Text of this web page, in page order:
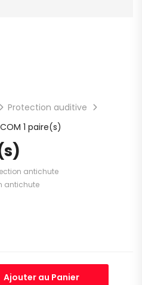
Protection auditive
1 paire(s)
antichute
antichute
Ajouter au Panier